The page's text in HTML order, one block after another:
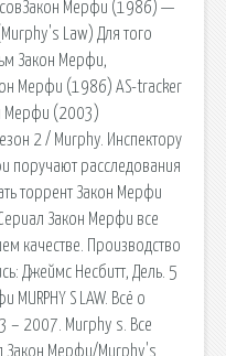
Мерфи (1986) —
Law) Для того
Закон Мерфи,
Мерфи (1986) AS-tracker
Мерфи (2003)
2 / Murphy. Инспектору
поручают расследования
торрент Закон Мерфи
Закон Мерфи все
качестве. Производство
Джеймс Несбитт, Дель. 5
S LAW. Всё о
– 2007. Murphy s. Все
Закон Мерфи/Murphy's